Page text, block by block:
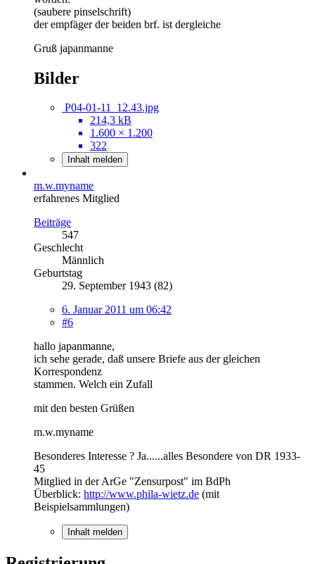
(saubere pinselschrift)
der empfäger der beiden brf. ist dergleiche
Gruß japanmanne
Bilder
P04-01-11_12.43.jpg
214,3 kB
1.600 × 1.200
322
Inhalt melden
m.w.myname
erfahrenes Mitglied
Beiträge
547
Geschlecht
Männlich
Geburtstag
29. September 1943 (82)
6. Januar 2011 um 06:42
#6
hallo japanmanne,
ich sehe gerade, daß unsere Briefe aus der gleichen
Korrespondenz
stammen. Welch ein Zufall
mit den besten Grüßen
m.w.myname
Besonderes Interesse ? Ja......alles Besondere von DR 1933-
45
Mitglied in der ArGe "Zensurpost" im BdPh
Überblick: http://www.phila-wietz.de (mit
Beispielsammlungen)
Inhalt melden